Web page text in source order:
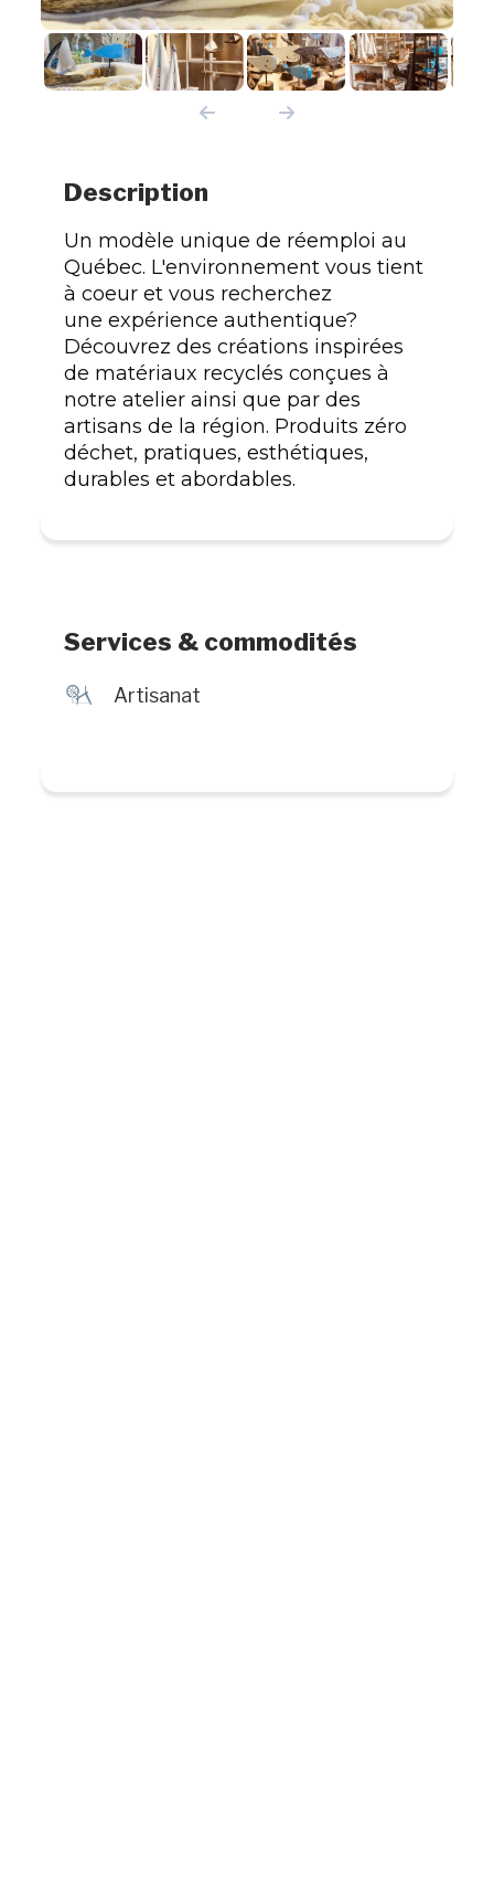
Description
Un modèle unique de réemploi au
Québec. L'environnement vous tient
à coeur et vous recherchez
une expérience authentique?
Découvrez des créations inspirées
de matériaux recyclés conçues à
notre atelier ainsi que par des
artisans de la région. Produits zéro
déchet, pratiques, esthétiques,
durables et abordables.
Services & commodités
£ Artisanat